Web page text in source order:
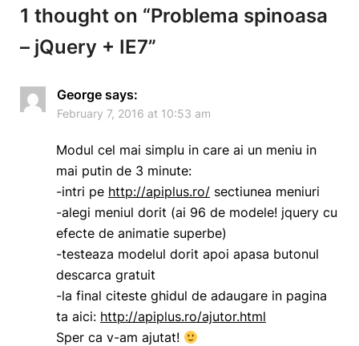
1 thought on “Problema spinoasa
– jQuery + IE7”
George says:
February 7, 2016 at 10:53 am
Modul cel mai simplu in care ai un meniu in
mai putin de 3 minute:
-intri pe http://apiplus.ro/ sectiunea meniuri
-alegi meniul dorit (ai 96 de modele! jquery cu
efecte de animatie superbe)
-testeaza modelul dorit apoi apasa butonul
descarca gratuit
-la final citeste ghidul de adaugare in pagina
ta aici: http://apiplus.ro/ajutor.html
Sper ca v-am ajutat!